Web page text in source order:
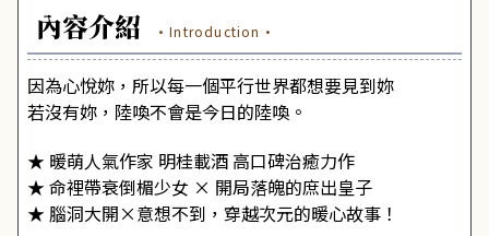
內容介紹 ·Introduction·
因為心悅妳，所以每一個平行世界都想要見到妳
若沒有妳，陸喚不會是今日的陸喚。
★ 暖萌人氣作家 明桂載酒 高口碑治癒力作
★ 命裡帶衰倒楣少女 × 開局落魄的庶出皇子
★ 腦洞大開×意想不到，穿越次元的暖心故事！